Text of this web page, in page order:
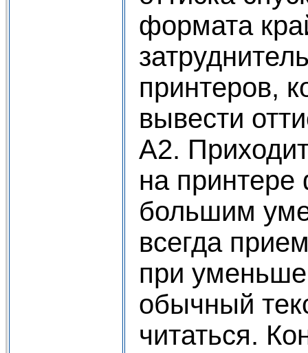
формата
принтеров,
вывести
А2.
на
большим
всегда
при
обычный
читаться.